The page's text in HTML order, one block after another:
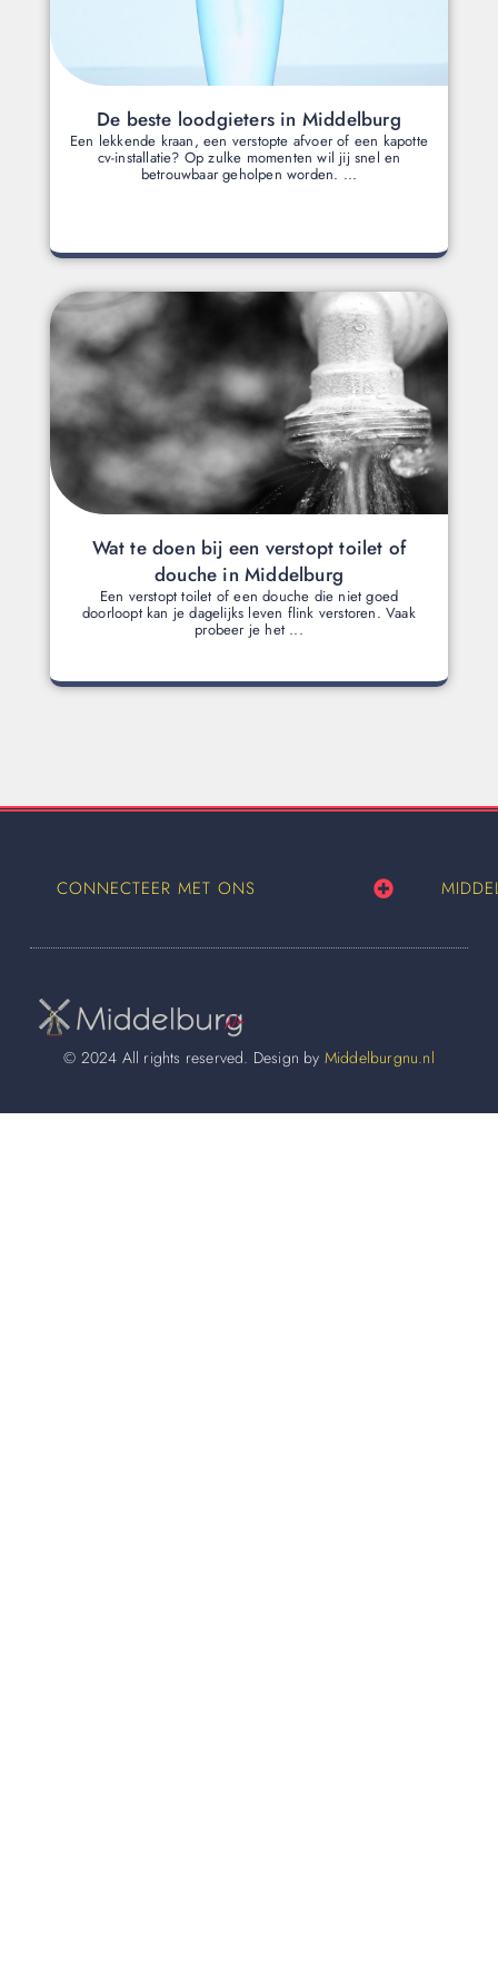
De beste loodgieters in Middelburg
Een lekkende kraan, een verstopte afvoer of een kapotte
cv-installatie? Op zulke momenten wil jij snel en
betrouwbaar geholpen worden. ...
Wat te doen bij een verstopt toilet of
douche in Middelburg
Een verstopt toilet of een douche die niet goed
doorloopt kan je dagelijks leven flink verstoren. Vaak
probeer je het ...
CONNECTEER MET ONS
© 2024 All rights reserved. Design by Middelburgnu.nl